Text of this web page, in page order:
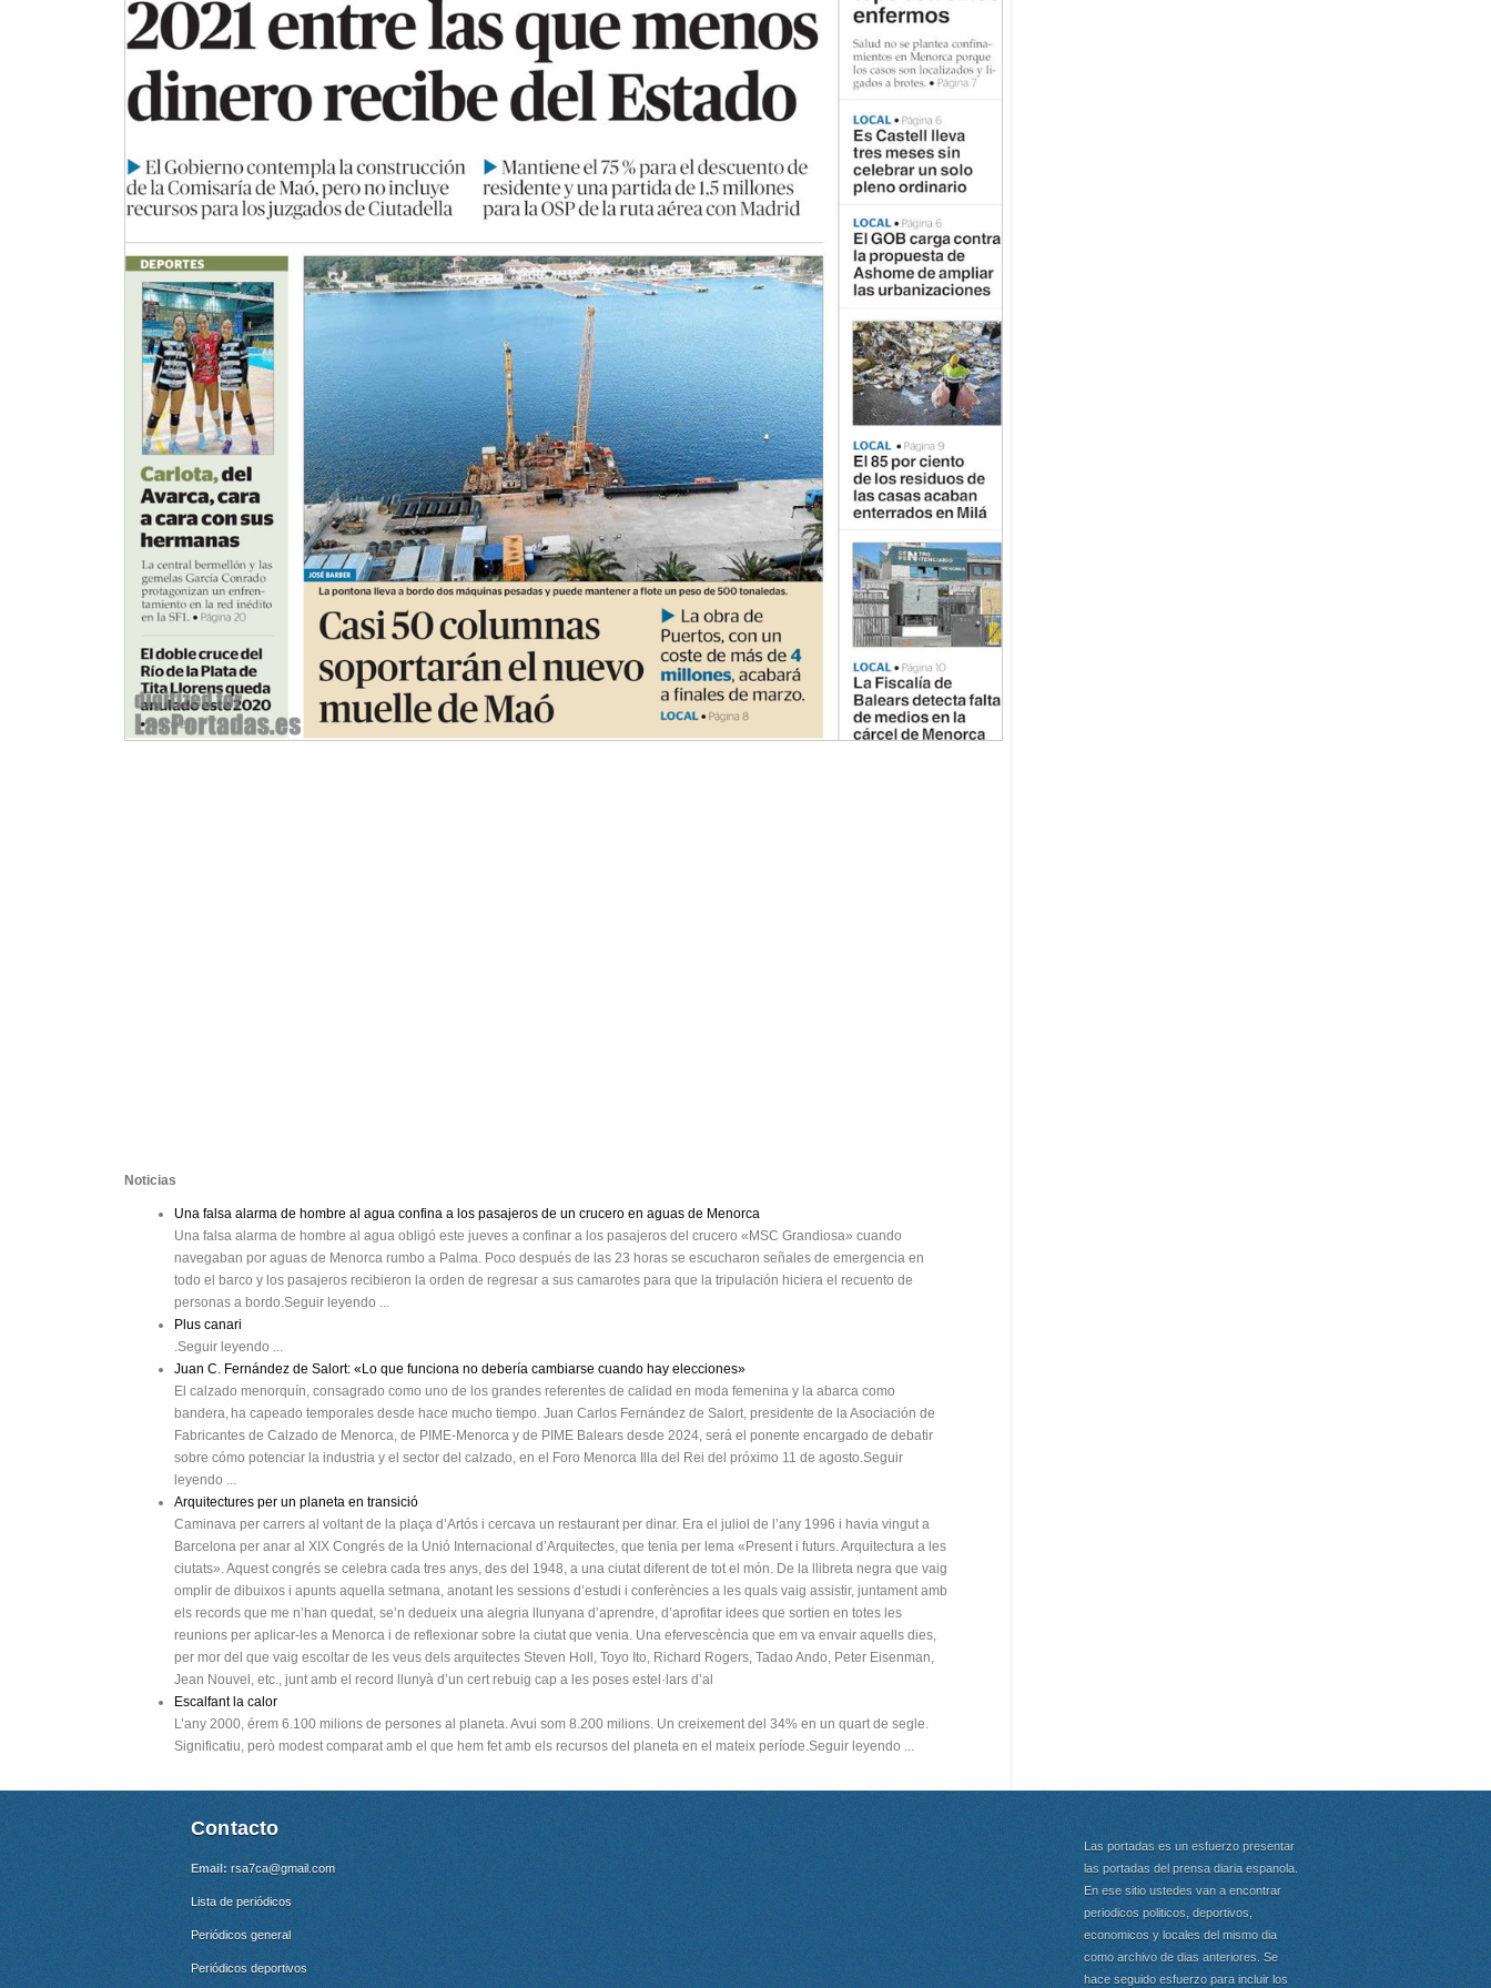
Noticias
Una falsa alarma de hombre al agua confina a los pasajeros de un crucero en aguas de Menorca
Una falsa alarma de hombre al agua obligó este jueves a confinar a los pasajeros del crucero «MSC Grandiosa» cuando
navegaban por aguas de Menorca rumbo a Palma. Poco después de las 23 horas se escucharon señales de emergencia en
todo el barco y los pasajeros recibieron la orden de regresar a sus camarotes para que la tripulación hiciera el recuento de
personas a bordo.Seguir leyendo ...
Plus canari
.Seguir leyendo ...
Juan C. Fernández de Salort: «Lo que funciona no debería cambiarse cuando hay elecciones»
El calzado menorquín, consagrado como uno de los grandes referentes de calidad en moda femenina y la abarca como
bandera, ha capeado temporales desde hace mucho tiempo. Juan Carlos Fernández de Salort, presidente de la Asociación de
Fabricantes de Calzado de Menorca, de PIME-Menorca y de PIME Balears desde 2024, será el ponente encargado de debatir
sobre cómo potenciar la industria y el sector del calzado, en el Foro Menorca Illa del Rei del próximo 11 de agosto.Seguir
leyendo ...
Arquitectures per un planeta en transició
Caminava per carrers al voltant de la plaça d’Artós i cercava un restaurant per dinar. Era el juliol de l’any 1996 i havia vingut a
Barcelona per anar al XIX Congrés de la Unió Internacional d’Arquitectes, que tenia per lema «Present i futurs. Arquitectura a les
ciutats». Aquest congrés se celebra cada tres anys, des del 1948, a una ciutat diferent de tot el món. De la llibreta negra que vaig
omplir de dibuixos i apunts aquella setmana, anotant les sessions d’estudi i conferències a les quals vaig assistir, juntament amb
els records que me n’han quedat, se’n dedueix una alegria llunyana d’aprendre, d’aprofitar idees que sortien en totes les
reunions per aplicar-les a Menorca i de reflexionar sobre la ciutat que venia. Una efervescència que em va envair aquells dies,
per mor del que vaig escoltar de les veus dels arquitectes Steven Holl, Toyo Ito, Richard Rogers, Tadao Ando, Peter Eisenman,
Jean Nouvel, etc., junt amb el record llunyà d’un cert rebuig cap a les poses estel·lars d’al
Escalfant la calor
L’any 2000, érem 6.100 milions de persones al planeta. Avui som 8.200 milions. Un creixement del 34% en un quart de segle.
Significatiu, però modest comparat amb el que hem fet amb els recursos del planeta en el mateix període.Seguir leyendo ...
Contacto
Email: rsa7ca@gmail.com
Lista de periódicos
Periódicos general
Periódicos deportivos
Las portadas es un esfuerzo presentar
las portadas del prensa diaria espanola.
En ese sitio ustedes van a encontrar
periodicos politicos, deportivos,
economicos y locales del mismo dia
como archivo de dias anteriores. Se
hace seguido esfuerzo para incluir los